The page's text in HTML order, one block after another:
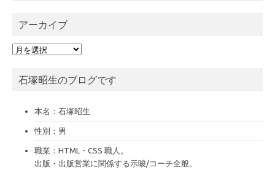
アーカイブ
ア
イ石塚昭生のブログです
本名：石塚昭生
性別：男
職業：HTML・CSS 職人。
出版・出版営業に関係する示唆/コーチ全般。